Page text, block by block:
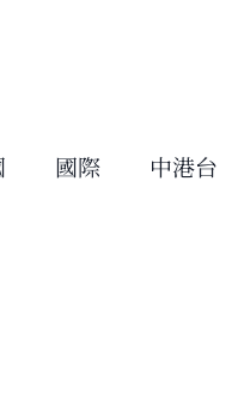
國際 中港台